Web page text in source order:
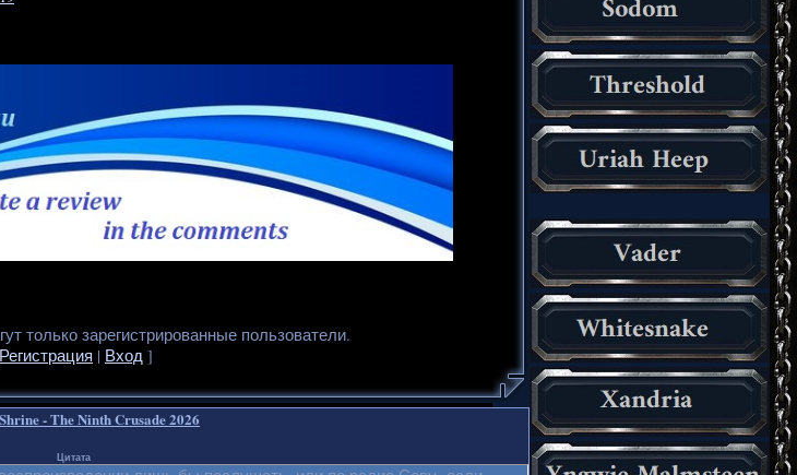
только зарегистрированные пользователи.
Регистрация | Вход ]
- The Ninth Crusade 2026
Цитата